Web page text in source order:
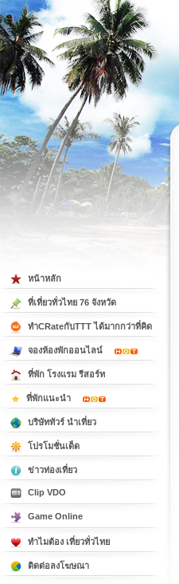
ต้
หน้าหลัก
ที่เที่ยวทั่วไทย 76 จังหวัด
ทำCRateกับTTT ได้มากกว่าที่คิด
จองห้องพักออนไลน์
ที่พัก โรงแรม รีสอร์ท
ที่พักแนะนำ
บริษัททัวร์ นำเที่ยว
โปรโมชั่นเด็ด
ข่าวท่องเที่ยว
Clip VDO
Game Online
ทำไมต้อง เที่ยวทั่วไทย
ติดต่อลงโฆษณา